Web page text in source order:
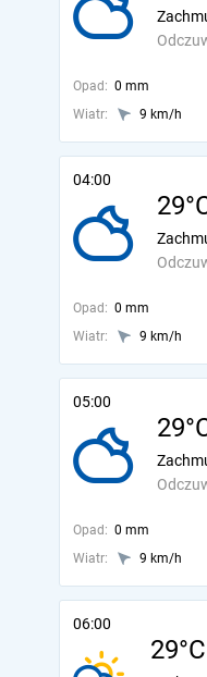
Opad: 0 mm
Wiatr:
9 km/h
04:00
Opad: 0 mm
Wiatr:
9 km/h
05:00
Opad: 0 mm
Wiatr:
9 km/h
06:00
29°C